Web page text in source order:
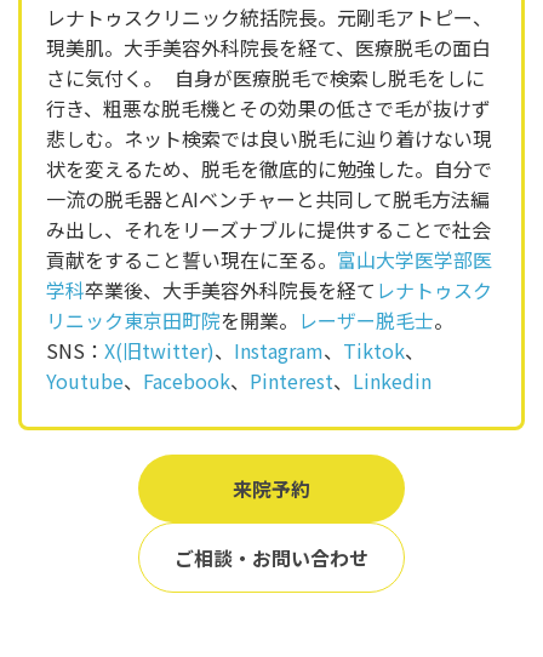
レナトゥスクリニック統括院長。元剛毛アトピー、
現美肌。大手美容外科院長を経て、医療脱毛の面白
さに気付く。 自身が医療脱毛で検索し脱毛をしに
行き、粗悪な脱毛機とその効果の低さで毛が抜けず
悲しむ。ネット検索では良い脱毛に辿り着けない現
状を変えるため、脱毛を徹底的に勉強した。自分で
一流の脱毛器とAIベンチャーと共同して脱毛方法編
み出し、それをリーズナブルに提供することで社会
貢献をすること誓い現在に至る。 富山大学医学部医
学科卒業後、大手美容外科院長を経て レナトゥスク
リニック東京田町院を開業。 レーザー脱毛士。
SNS： X(旧twitter)、 Instagram、 Tiktok、
Youtube、 Facebook、 Pinterest、 Linkedin
来院予約
ご相談・お問い合わせ